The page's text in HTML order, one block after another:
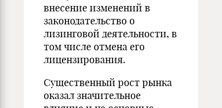
внесение изменений в
законодательство о
лизинговой деятельности, в
том числе отмена его
лицензирования.
Существенный рост рынка
оказал значительное